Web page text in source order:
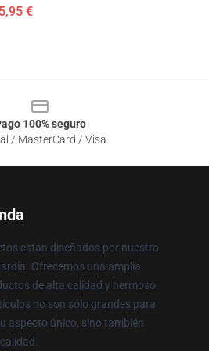
€
100% seguro
/ MasterCard / Visa
están diseñados por nuestro
Ofrecemos una amplia
de alta calidad y hermoso
no son sólo grandes para
aspecto único, sino también